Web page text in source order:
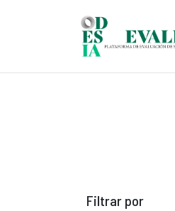
Filtrar por